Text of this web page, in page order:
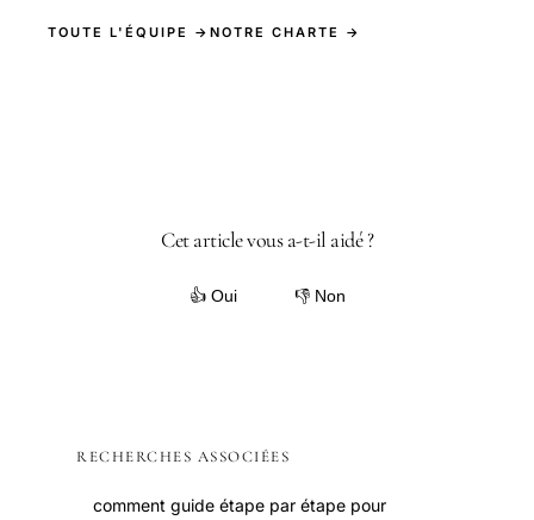
TOUTE L'ÉQUIPE → NOTRE CHARTE →
Cet article vous a-t-il aidé ?
👍 Oui 👎 Non
RECHERCHES ASSOCIÉES
comment guide étape par étape pour